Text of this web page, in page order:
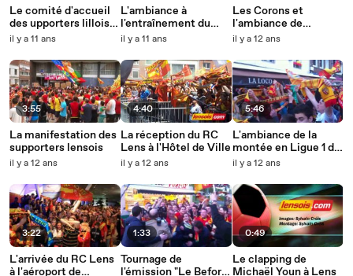
Le comité d'accueil
des upporters lillois
avant LOSC-RC Lens
il y a 11 ans
3:55
La manifestation des
supporters lensois
il y a 12 ans
3:22
L'arrivée du RC Lens
à l'aéroport de
L'ambiance à
l'entraînement du
Racing avant le derby
il y a 11 ans
4:40
La réception du RC
Lens à l'Hôtel de Ville
il y a 12 ans
1:33
Tournage de
l'émission "Le Before"
Les Corons et
l'ambiance de
Bollaert à la Licorne
il y a 12 ans
5:46
L'ambiance de la
montée en Ligue 1 du
RC Lens avant,
match
il y a 12 ans
0:49
Le clapping de
Michaël Youn à Lens